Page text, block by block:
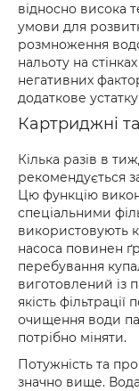
відносно висока
умови для
розмноження
нальоту на
негативних
додаткове
Картриджні
Кілька разів в
рекомендується
Цю функцію
спеціальними
використовують
насоса повинен
перебування
виготовлений із
якість
очищення води
потрібно міняти.
Потужність та
значно вище.